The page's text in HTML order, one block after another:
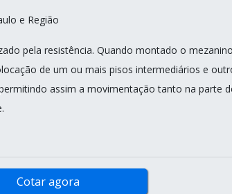
e Região
pela resistência. Quando montado o mezanino
de um ou mais pisos intermediários e
assim a movimentação tanto na parte
Cotar agora